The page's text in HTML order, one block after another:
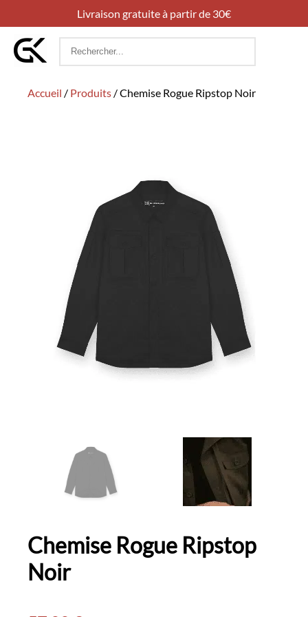
Livraison gratuite à partir de 30€
Rechercher
Accueil / Produits /Chemise Rogue Ripstop Noir
Chemise Rogue Ripstop
Noir